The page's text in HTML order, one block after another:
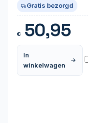
Gratis bezorgd
€50,95
In
winkelwagen